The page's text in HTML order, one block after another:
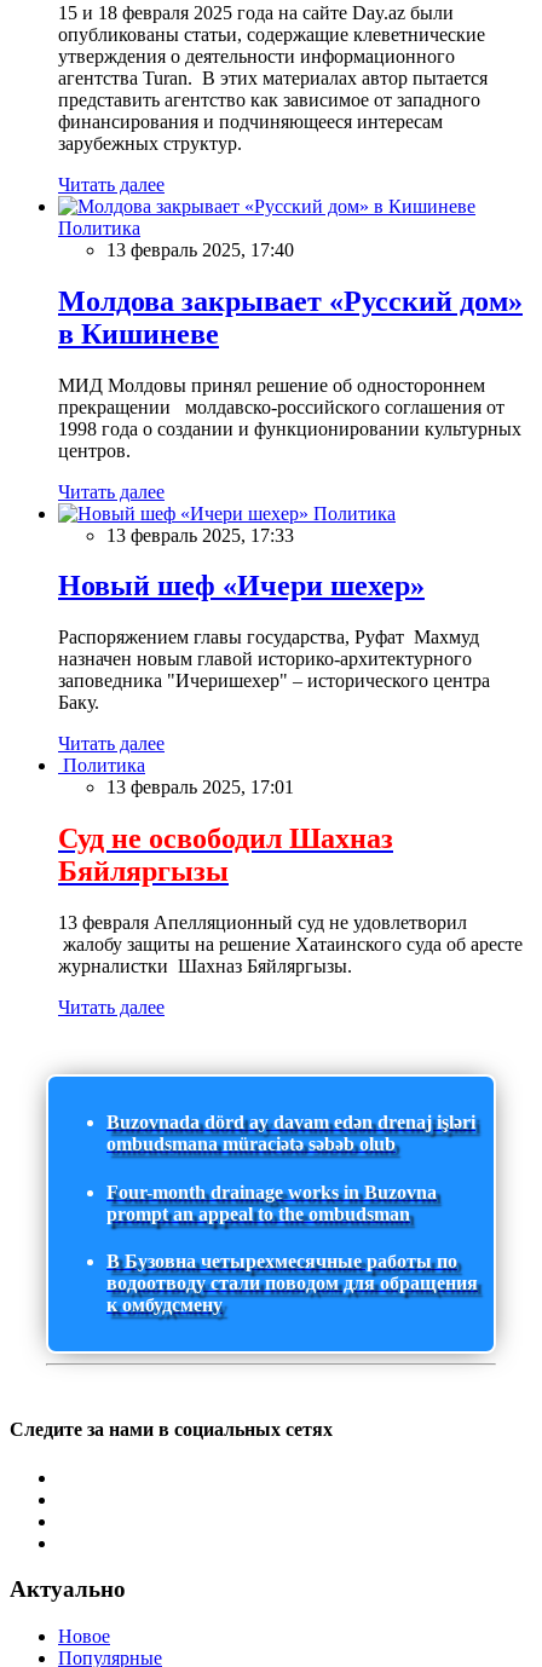
15 и 18 февраля 2025 года на сайте Day.az были
опубликованы статьи, содержащие клеветнические
утверждения о деятельности информационного
агентства Turan. В этих материалах автор пытается
представить агентство как зависимое от западного
финансирования и подчиняющееся интересам
зарубежных структур.
Читать далее
Политика
13 февраль 2025, 17:40
Молдова закрывает «Русский дом»
в Кишиневе
МИД Молдовы принял решение об одностороннем
прекращении молдавско-российского соглашения от
1998 года о создании и функционировании культурных
центров.
Читать далее
Политика
13 февраль 2025, 17:33
Новый шеф «Ичери шехер»
Распоряжением главы государства, Руфат Махмуд
назначен новым главой историко-архитектурного
заповедника "Ичеришехер" – исторического центра
Баку.
Читать далее
Политика
13 февраль 2025, 17:01
Суд не освободил Шахназ
Бяйляргызы
13 февраля Апелляционный суд не удовлетворил
жалобу защиты на решение Хатаинского суда об аресте
журналистки Шахназ Бяйляргызы.
Читать далее
Buzovnada dörd ay davam edən drenaj işləri
ombudsmana müraciətə səbəb olub
Four-month drainage works in Buzovna
prompt an appeal to the ombudsman
В Бузовна четырехмесячные работы по
водоотводу стали поводом для обращения
к омбудсмену
Следите за нами в социальных сетях
Актуально
Новое
Популярные